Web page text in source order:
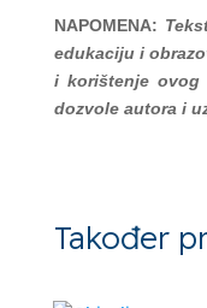
NAPOMENA:
edukaciju i
i korištenje
dozvole autora i
Također